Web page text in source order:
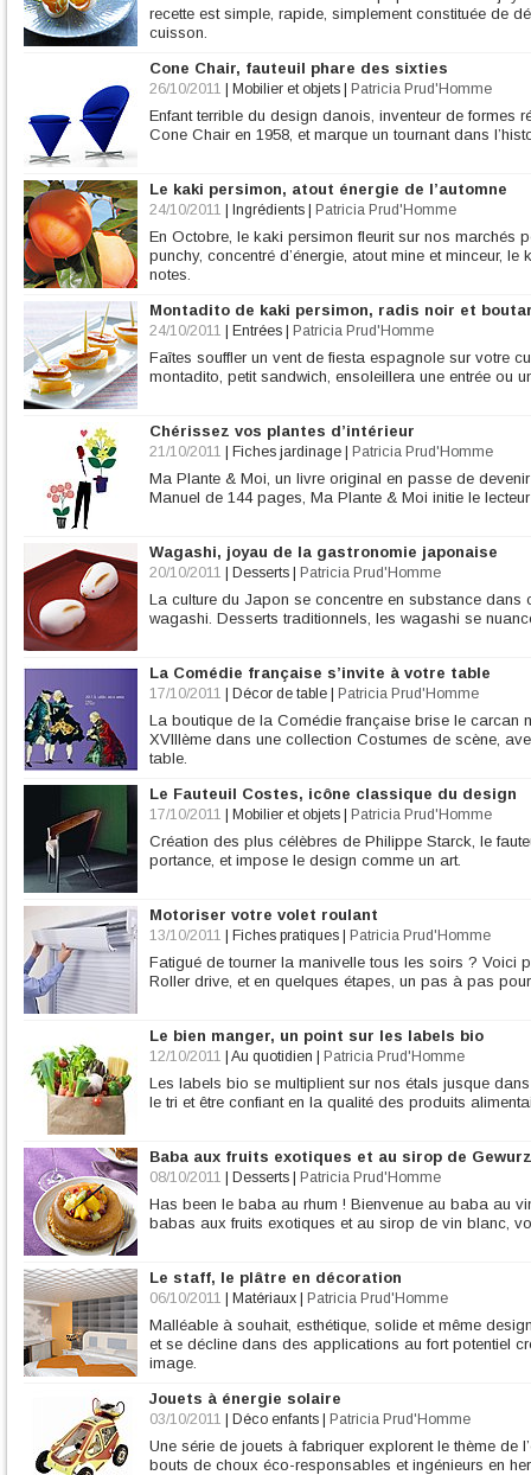
recette est simple, rapide, simplement constituée de
cuisson.
Cone Chair, fauteuil phare des sixties
26/10/2011 Mobilier et objets Patricia Prud'Homme
Enfant terrible du design danois, inventeur de formes
Cone Chair en 1958, et marque un tournant dans
Le kaki persimon, atout énergie de l’automne
24/10/2011 Ingrédients Patricia Prud'Homme
En Octobre, le kaki persimon fleurit sur nos marchés
punchy, concentré d’énergie, atout mine et minceur,
notes.
Montadito de kaki persimon, radis noir et
24/10/2011 Entrées Patricia Prud'Homme
Faîtes souffler un vent de fiesta espagnole sur votre
montadito, petit sandwich, ensoleillera une entrée ou
Chérissez vos plantes d’intérieur
21/10/2011 Fiches jardinage Patricia Prud'Homme
Ma Plante & Moi, un livre original en passe de
Manuel de 144 pages, Ma Plante & Moi initie le
Wagashi, joyau de la gastronomie japonaise
20/10/2011 Desserts Patricia Prud'Homme
La culture du Japon se concentre en substance dans
wagashi. Desserts traditionnels, les wagashi se
La Comédie française s’invite à votre table
17/10/2011 Décor de table Patricia Prud'Homme
La boutique de la Comédie française brise le carcan
XVIIIème dans une collection Costumes de scène,
table.
Le Fauteuil Costes, icône classique du design
17/10/2011 Mobilier et objets Patricia Prud'Homme
Création des plus célèbres de Philippe Starck, le
portance, et impose le design comme un art.
Motoriser votre volet roulant
13/10/2011 Fiches pratiques Patricia Prud'Homme
Fatigué de tourner la manivelle tous les soirs ? Voici
Roller drive, et en quelques étapes, un pas à pas
Le bien manger, un point sur les labels bio
12/10/2011 Au quotidien Patricia Prud'Homme
Les labels bio se multiplient sur nos étals jusque
le tri et être confiant en la qualité des produits
Baba aux fruits exotiques et au sirop de
08/10/2011 Desserts Patricia Prud'Homme
Has been le baba au rhum ! Bienvenue au baba au
babas aux fruits exotiques et au sirop de vin blanc,
Le staff, le plâtre en décoration
06/10/2011 Matériaux Patricia Prud'Homme
Malléable à souhait, esthétique, solide et même
et se décline dans des applications au fort potentiel
image.
Jouets à énergie solaire
03/10/2011 Déco enfants Patricia Prud'Homme
Une série de jouets à fabriquer explorent le thème de
bouts de choux éco-responsables et ingénieurs en